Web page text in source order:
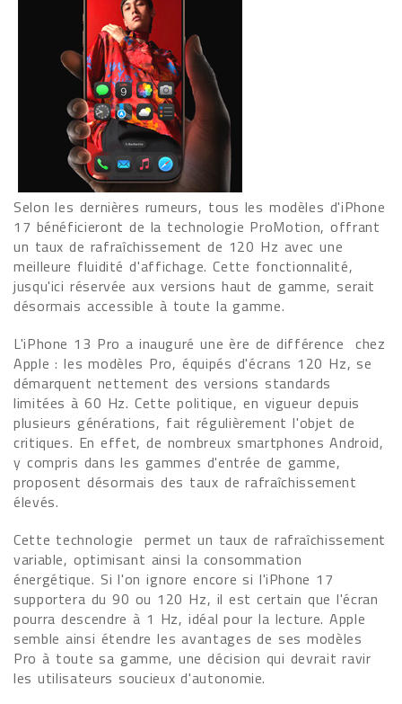
Selon les dernières rumeurs, tous les modèles d'iPhone
17 bénéficieront de la technologie ProMotion, offrant
un taux de rafraîchissement de 120 Hz avec une
meilleure fluidité d'affichage. Cette fonctionnalité,
jusqu'ici réservée aux versions haut de gamme, serait
désormais accessible à toute la gamme.
L'iPhone 13 Pro a inauguré une ère de différence chez
Apple : les modèles Pro, équipés d'écrans 120 Hz, se
démarquent nettement des versions standards
limitées à 60 Hz. Cette politique, en vigueur depuis
plusieurs générations, fait régulièrement l'objet de
critiques. En effet, de nombreux smartphones Android,
y compris dans les gammes d'entrée de gamme,
proposent désormais des taux de rafraîchissement
élevés.
Cette technologie permet un taux de rafraîchissement
variable, optimisant ainsi la consommation
énergétique. Si l'on ignore encore si l'iPhone 17
supportera du 90 ou 120 Hz, il est certain que l'écran
pourra descendre à 1 Hz, idéal pour la lecture. Apple
semble ainsi étendre les avantages de ses modèles
Pro à toute sa gamme, une décision qui devrait ravir
les utilisateurs soucieux d'autonomie.